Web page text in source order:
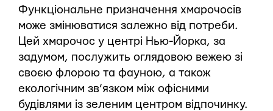
Функціональне призначення хмарочосів
може змінюватися залежно від потреби.
Цей хмарочос у центрі Нью-Йорка, за
задумом, послужить оглядовою вежею зі
своєю флорою та фауною, а також
екологічним зв’язком між офісними
будівлями із зеленим центром відпочинку.